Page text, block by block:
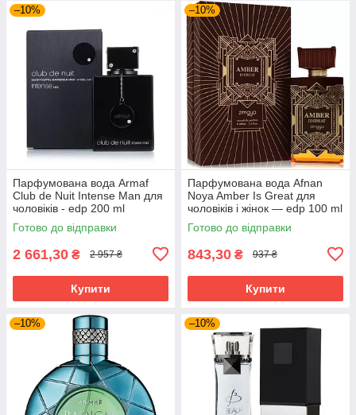
–10%
Парфумована вода Armaf
Club de Nuit Intense Man для
чоловіків - edp 200 ml
Готово до відправки
2 661,30 ₴ 2 957 ₴
Купити
–10%
Парфумована вода Afnan
Noya Amber Is Great для
чоловіків і жінок — edp 100 ml
Готово до відправки
843,30 ₴ 937 ₴
Купити
–10% –10%